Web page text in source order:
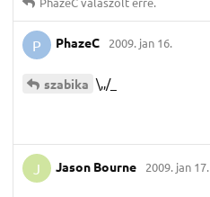
P PhazeC 2009. jan 16.
szabika \,,/_
J Jason Bourne 2009. jan 17.